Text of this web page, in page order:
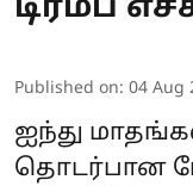
டிரம்ப்
Published on: 04 Aug
ஐந்து
தொடர்பான